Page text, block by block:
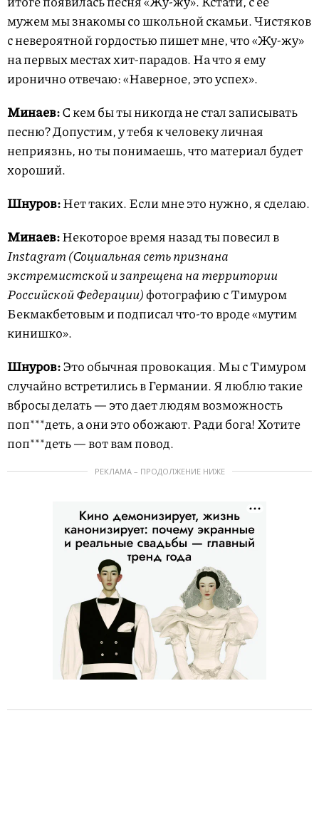
мужем мы знакомы со школьной скамьи. Чистяков
с невероятной гордостью пишет мне, что «Жу-жу»
на первых местах хит-парадов. На что я ему
иронично отвечаю: «Наверное, это успех».
Минаев:С кем бы ты никогда не стал записывать
песню? Допустим, у тебя к человеку личная
неприязнь, но ты понимаешь, что материал будет
хороший.
Шнуров:Нет таких. Если мне это нужно, я сделаю.
Минаев:Некоторое время назад ты повесил в
Instagram (Социальная сеть признана
экстремистской и запрещена на территории
Российской Федерации)фотографию с Тимуром
Бекмакбетовым и подписал что-то вроде «мутим
кинишко».
Шнуров:Это обычная провокация. Мы с Тимуром
случайно встретились в Германии. Я люблю такие
вбросы делать — это дает людям возможность
поп***деть, а они это обожают. Ради бога! Хотите
поп***деть — вот вам повод.
РЕКЛАМА – ПРОДОЛЖЕНИЕ НИЖЕ